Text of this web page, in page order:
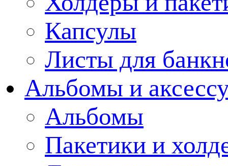
Капсулы
Листы для
Альбомы и
Альбомы
Пакетики и